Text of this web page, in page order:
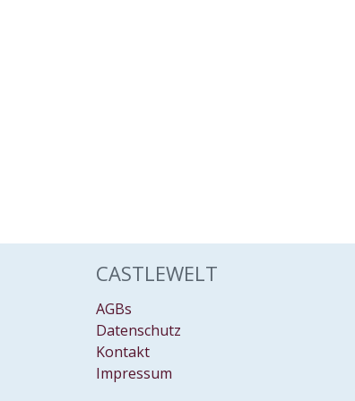
CASTLEWELT
AGBs
Datenschutz
Kontakt
Impressum